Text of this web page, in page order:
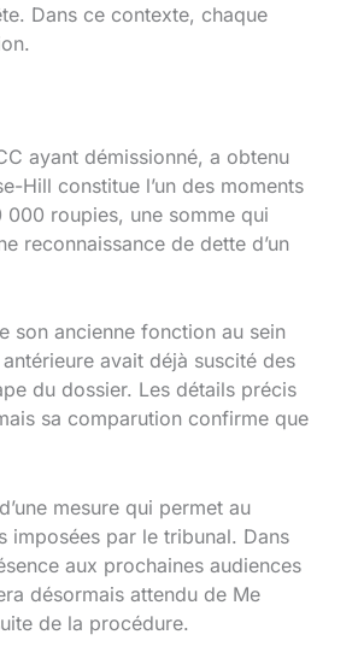
Dans ce contexte, chaque
ayant démissionné, a obtenu
Hill constitue l’un des moments
roupies, une somme qui
reconnaissance de dette d’un
son ancienne fonction au sein
avait déjà suscité des
du dossier. Les détails précis
sa comparution confirme que
mesure qui permet au
imposées par le tribunal. Dans
aux prochaines audiences
désormais attendu de Me
de la procédure.